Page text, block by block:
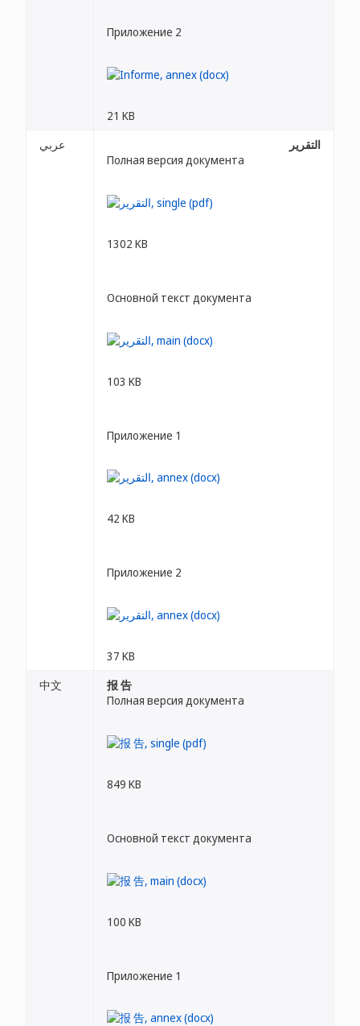
Приложение 2
21 KB
عربي
التقرير
Полная версия документа
1302 KB
Основной текст документа
103 KB
Приложение 1
42 KB
Приложение 2
37 KB
中文
报 告
Полная версия документа
849 KB
Основной текст документа
100 KB
Приложение 1